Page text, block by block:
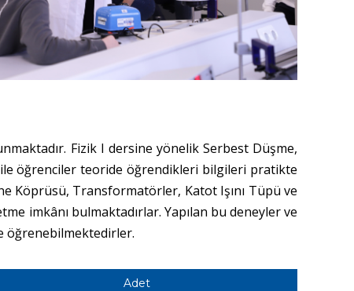
Fizik I dersine yönelik Serbest Düşme,
ile öğrenciler teoride öğrendikleri bilgileri pratikte
Köprüsü, Transformatörler, Katot Işını Tüpü ve
imkânı bulmaktadırlar. Yapılan bu deneyler ve
öğrenebilmektedirler.
Adet